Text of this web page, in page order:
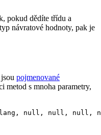
pokud dědíte třídu a
návratové hodnoty, pak je
pojmenované
metod s mnoha parametry,